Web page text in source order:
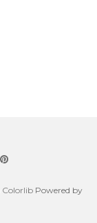
Colorlib Powered by